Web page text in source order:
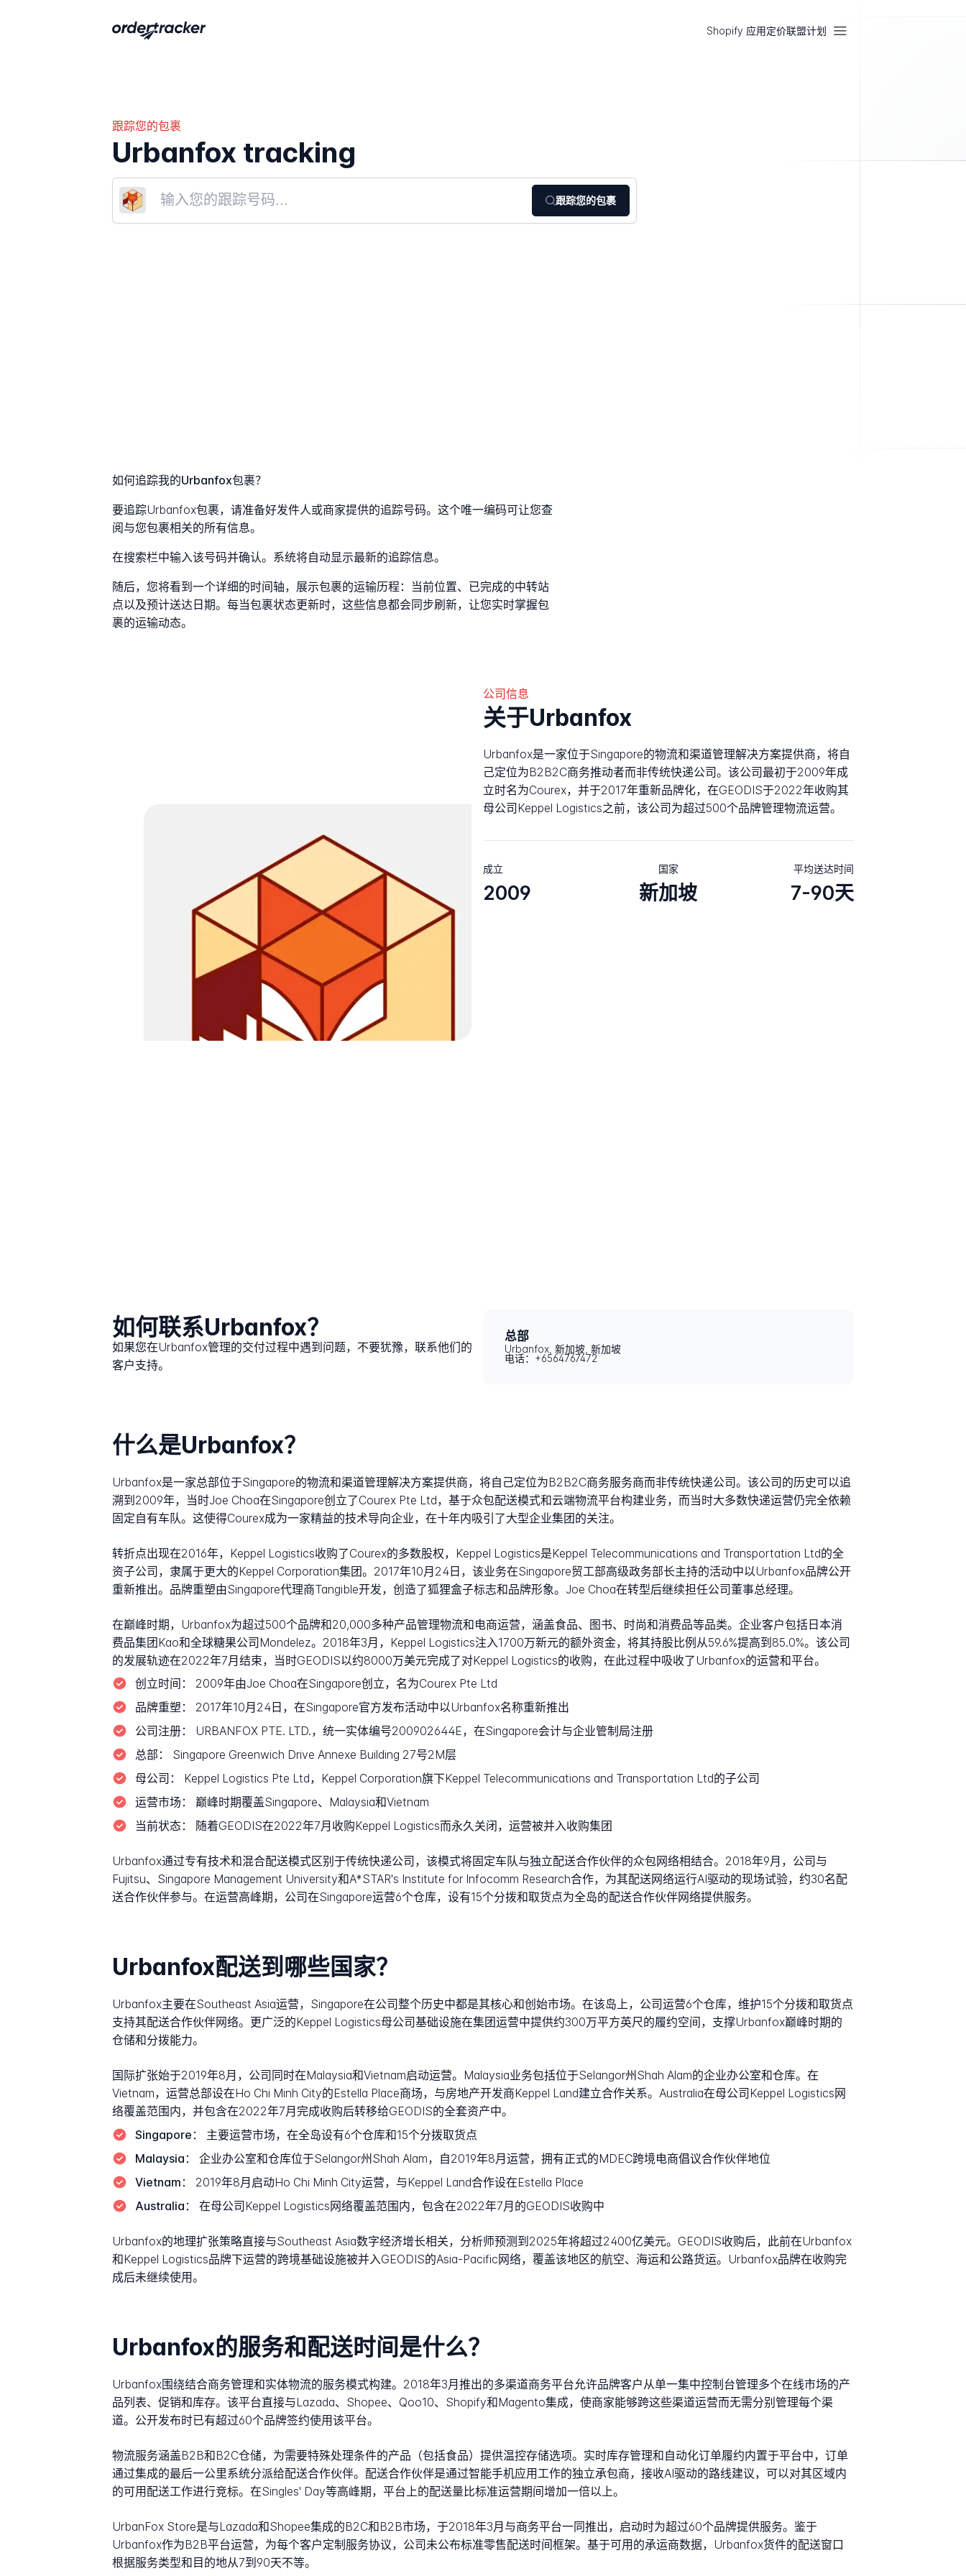
Shopify 应用定价联盟计划
跟踪您的包裹
Urbanfox tracking
跟踪您的包裹
如何追踪我的Urbanfox包裹？
要追踪Urbanfox包裹，请准备好发件人或商家提供的追踪号码。这个唯一编码可让您查
阅与您包裹相关的所有信息。
在搜索栏中输入该号码并确认。系统将自动显示最新的追踪信息。
随后，您将看到一个详细的时间轴，展示包裹的运输历程：当前位置、已完成的中转站
点以及预计送达日期。每当包裹状态更新时，这些信息都会同步刷新，让您实时掌握包
裹的运输动态。
公司信息
关于Urbanfox
Urbanfox是一家位于Singapore的物流和渠道管理解决方案提供商，将自
己定位为B2B2C商务推动者而非传统快递公司。该公司最初于2009年成
立时名为Courex，并于2017年重新品牌化，在GEODIS于2022年收购其
母公司Keppel Logistics之前，该公司为超过500个品牌管理物流运营。
成立
2009
国家
新加坡
平均送达时间
7-90天
如何联系Urbanfox？
如果您在Urbanfox管理的交付过程中遇到问题，不要犹豫，联系他们的
客户支持。
总部
Urbanfox, 新加坡, 新加坡
电话：+6564767472
什么是Urbanfox？
Urbanfox是一家总部位于Singapore的物流和渠道管理解决方案提供商，将自己定位为B2B2C商务服务商而非传统快递公司。该公司的历史可以追
溯到2009年，当时Joe Choa在Singapore创立了Courex Pte Ltd，基于众包配送模式和云端物流平台构建业务，而当时大多数快递运营仍完全依赖
固定自有车队。这使得Courex成为一家精益的技术导向企业，在十年内吸引了大型企业集团的关注。
转折点出现在2016年，Keppel Logistics收购了Courex的多数股权，Keppel Logistics是Keppel Telecommunications and Transportation Ltd的全
资子公司，隶属于更大的Keppel Corporation集团。2017年10月24日，该业务在Singapore贸工部高级政务部长主持的活动中以Urbanfox品牌公开
重新推出。品牌重塑由Singapore代理商Tangible开发，创造了狐狸盒子标志和品牌形象。Joe Choa在转型后继续担任公司董事总经理。
在巅峰时期，Urbanfox为超过500个品牌和20,000多种产品管理物流和电商运营，涵盖食品、图书、时尚和消费品等品类。企业客户包括日本消
费品集团Kao和全球糖果公司Mondelez。2018年3月，Keppel Logistics注入1700万新元的额外资金，将其持股比例从59.6%提高到85.0%。该公司
的发展轨迹在2022年7月结束，当时GEODIS以约8000万美元完成了对Keppel Logistics的收购，在此过程中吸收了Urbanfox的运营和平台。
创立时间：
2009年由Joe Choa在Singapore创立，名为Courex Pte Ltd
品牌重塑：
2017年10月24日，在Singapore官方发布活动中以Urbanfox名称重新推出
公司注册：
URBANFOX PTE. LTD.，统一实体编号200902644E，在Singapore会计与企业管制局注册
总部：
Singapore Greenwich Drive Annexe Building 27号2M层
母公司：
Keppel Logistics Pte Ltd，Keppel Corporation旗下Keppel Telecommunications and Transportation Ltd的子公司
运营市场：
巅峰时期覆盖Singapore、Malaysia和Vietnam
当前状态：
随着GEODIS在2022年7月收购Keppel Logistics而永久关闭，运营被并入收购集团
Urbanfox通过专有技术和混合配送模式区别于传统快递公司，该模式将固定车队与独立配送合作伙伴的众包网络相结合。2018年9月，公司与
Fujitsu、Singapore Management University和A*STAR's Institute for Infocomm Research合作，为其配送网络运行AI驱动的现场试验，约30名配
送合作伙伴参与。在运营高峰期，公司在Singapore运营6个仓库，设有15个分拨和取货点为全岛的配送合作伙伴网络提供服务。
Urbanfox配送到哪些国家？
Urbanfox主要在Southeast Asia运营，Singapore在公司整个历史中都是其核心和创始市场。在该岛上，公司运营6个仓库，维护15个分拨和取货点
支持其配送合作伙伴网络。更广泛的Keppel Logistics母公司基础设施在集团运营中提供约300万平方英尺的履约空间，支撑Urbanfox巅峰时期的
仓储和分拨能力。
国际扩张始于2019年8月，公司同时在Malaysia和Vietnam启动运营。Malaysia业务包括位于Selangor州Shah Alam的企业办公室和仓库。在
Vietnam，运营总部设在Ho Chi Minh City的Estella Place商场，与房地产开发商Keppel Land建立合作关系。Australia在母公司Keppel Logistics网
络覆盖范围内，并包含在2022年7月完成收购后转移给GEODIS的全套资产中。
Singapore：
主要运营市场，在全岛设有6个仓库和15个分拨取货点
Malaysia：
企业办公室和仓库位于Selangor州Shah Alam，自2019年8月运营，拥有正式的MDEC跨境电商倡议合作伙伴地位
Vietnam：
2019年8月启动Ho Chi Minh City运营，与Keppel Land合作设在Estella Place
Australia：
在母公司Keppel Logistics网络覆盖范围内，包含在2022年7月的GEODIS收购中
Urbanfox的地理扩张策略直接与Southeast Asia数字经济增长相关，分析师预测到2025年将超过2400亿美元。GEODIS收购后，此前在Urbanfox
和Keppel Logistics品牌下运营的跨境基础设施被并入GEODIS的Asia-Pacific网络，覆盖该地区的航空、海运和公路货运。Urbanfox品牌在收购完
成后未继续使用。
Urbanfox的服务和配送时间是什么？
Urbanfox围绕结合商务管理和实体物流的服务模式构建。2018年3月推出的多渠道商务平台允许品牌客户从单一集中控制台管理多个在线市场的产
品列表、促销和库存。该平台直接与Lazada、Shopee、Qoo10、Shopify和Magento集成，使商家能够跨这些渠道运营而无需分别管理每个渠
道。公开发布时已有超过60个品牌签约使用该平台。
物流服务涵盖B2B和B2C仓储，为需要特殊处理条件的产品（包括食品）提供温控存储选项。实时库存管理和自动化订单履约内置于平台中，订单
通过集成的最后一公里系统分派给配送合作伙伴。配送合作伙伴是通过智能手机应用工作的独立承包商，接收AI驱动的路线建议，可以对其区域内
的可用配送工作进行竞标。在Singles' Day等高峰期，平台上的配送量比标准运营期间增加一倍以上。
UrbanFox Store是与Lazada和Shopee集成的B2C和B2B市场，于2018年3月与商务平台一同推出，启动时为超过60个品牌提供服务。鉴于
Urbanfox作为B2B平台运营，为每个客户定制服务协议，公司未公布标准零售配送时间框架。基于可用的承运商数据，Urbanfox货件的配送窗口
根据服务类型和目的地从7到90天不等。